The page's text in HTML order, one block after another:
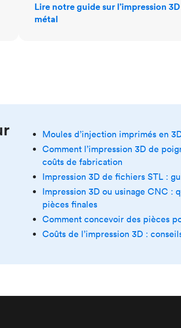
Lire notre guide sur l’impression
métal
Moules d’injection imprimés en
Comment l’impression 3D de
coûts de fabrication
Impression 3D de fichiers STL :
Impression 3D ou usinage CNC :
pièces finales
Comment concevoir des pièces
Coûts de l’impression 3D :